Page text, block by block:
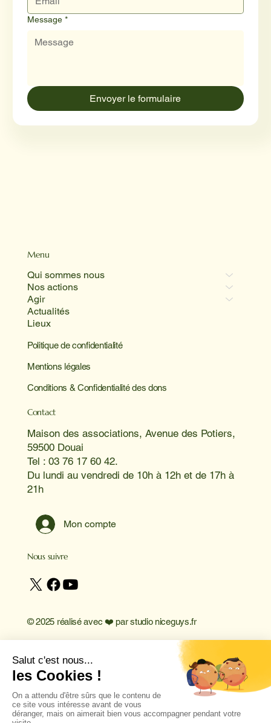
Menu
Qui sommes nous
Nos actions
Agir
Actualités
Lieux
Politique de confidentialité
Mentions légales
Conditions & Confidentialité des dons
Contact
Maison des associations, Avenue des Potiers,
59500 Douai
Tel : 03 76 17 60 42.
Du lundi au vendredi de 10h à 12h et de 17h à
21h
Mon compte
Nous suivre
© 2025 réalisé avec ❤️ parstudio niceguys.fr
Message *
Envoyer le formulaire